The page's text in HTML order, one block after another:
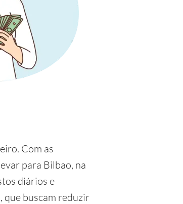
Com as
para Bilbao, na
diários e
que buscam reduzir